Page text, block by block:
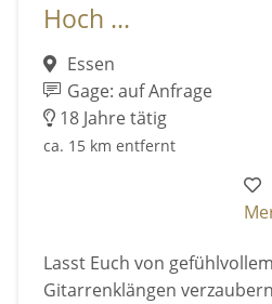
Hoch ...
Essen
Gage: auf Anfrage
18 Jahre tätig
ca. 15 km entfernt
Lasst Euch von
Gitarrenklängen